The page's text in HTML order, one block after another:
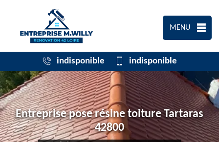
MENU
indisponible indisponible
Entreprise pose résine toiture Tartaras
42800